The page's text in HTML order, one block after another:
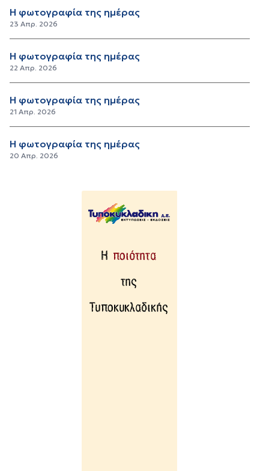
Η φωτογραφία της ημέρας
23 Απρ. 2026
Η φωτογραφία της ημέρας
22 Απρ. 2026
Η φωτογραφία της ημέρας
21 Απρ. 2026
Η φωτογραφία της ημέρας
20 Απρ. 2026